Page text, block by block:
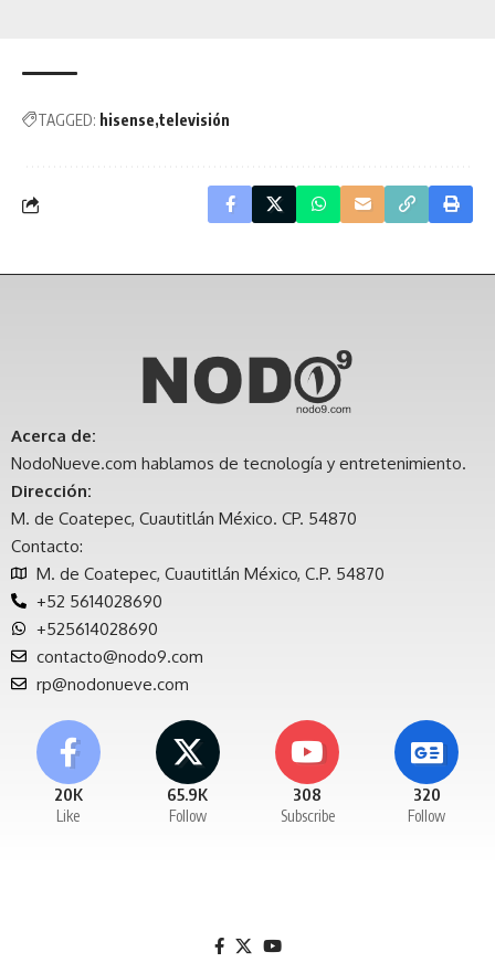
TAGGED: hisense televisión
Acerca de:
NodoNueve.com hablamos de tecnología y entretenimiento.
Dirección:
M. de Coatepec, Cuautitlán México. CP. 54870
Contacto:
M. de Coatepec, Cuautitlán México, C.P. 54870
+52 5614028690
+525614028690
contacto@nodo9.com
rp@nodonueve.com
20K
Like
65.9K
Follow
308
Subscribe
320
Follow